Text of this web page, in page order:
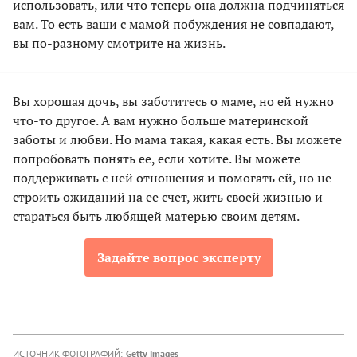
использовать, или что теперь она должна подчиняться
вам. То есть ваши с мамой побуждения не совпадают,
вы по-разному смотрите на жизнь.
Вы хорошая дочь, вы заботитесь о маме, но ей нужно
что-то другое. А вам нужно больше материнской
заботы и любви. Но мама такая, какая есть. Вы можете
попробовать понять ее, если хотите. Вы можете
поддерживать с ней отношения и помогать ей, но не
строить ожиданий на ее счет, жить своей жизнью и
стараться быть любящей матерью своим детям.
Задайте вопрос эксперту
ИСТОЧНИК ФОТОГРАФИЙ: Getty Images